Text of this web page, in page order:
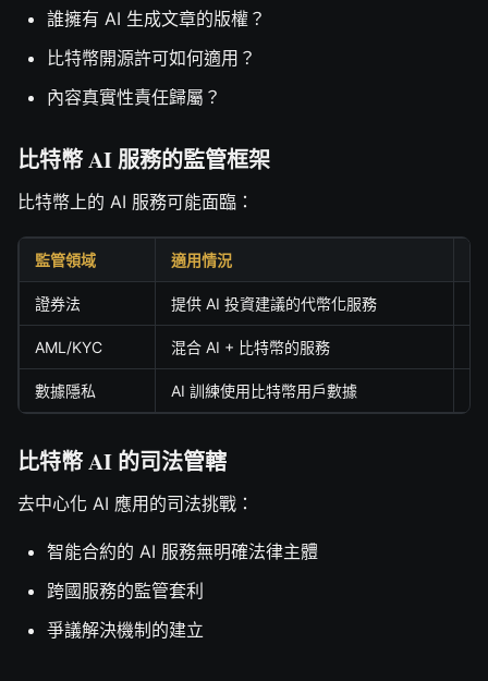
誰擁有 AI 生成文章的版權？
比特幣開源許可如何適用？
內容真實性責任歸屬？
比特幣 AI 服務的監管框架
比特幣上的 AI 服務可能面臨：
監管領域 適用情況
證券法 提供 AI 投資建議的代幣化服務
AML/KYC 混合 AI + 比特幣的服務
數據隱私 AI 訓練使用比特幣用戶數據
比特幣 AI 的司法管轄
去中心化 AI 應用的司法挑戰：
智能合約的 AI 服務無明確法律主體
跨國服務的監管套利
爭議解決機制的建立